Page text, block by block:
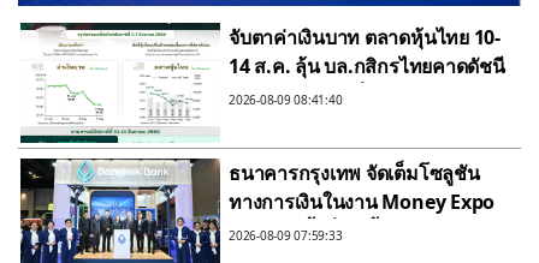
จับตาค่าเงินบาท ตลาดหุ้นไทย 10-
14 ส.ค. ลุ้น บล.กสิกรไทยคาดดัชนี
หุ้น แนวต้านอยู่ที่ 1,630 และ 1,655
2026-08-09 08:41:40
ธนาคารกรุงเทพ จัดเต็มโซลูชัน
ทางการเงินในงาน Money Expo
โคราช ครั้งที่ 20 ย้ำแนวคิด
2026-08-09 07:59:33